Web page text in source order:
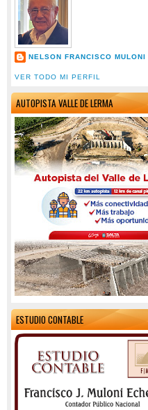
NELSON FRANCISCO MULONI
VER TODO MI PERFIL
AUTOPISTA VALLE DE LERMA
ESTUDIO CONTABLE